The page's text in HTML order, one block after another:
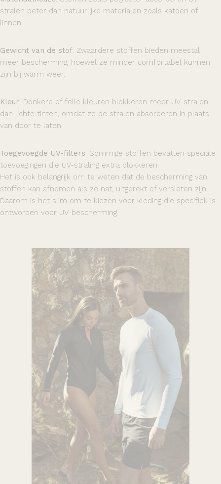
stralen beter dan natuurlijke materialen zoals katoen of
linnen.
Gewicht van de stof: Zwaardere stoffen bieden meestal
meer bescherming, hoewel ze minder comfortabel kunnen
zijn bij warm weer.
Kleur: Donkere of felle kleuren blokkeren meer UV-stralen
dan lichte tinten, omdat ze de stralen absorberen in plaats
van door te laten.
Toegevoegde UV-filters: Sommige stoffen bevatten speciale
toevoegingen die UV-straling extra blokkeren.
Het is ook belangrijk om te weten dat de bescherming van
stoffen kan afnemen als ze nat, uitgerekt of versleten zijn.
Daarom is het slim om te kiezen voor kleding die specifiek is
ontworpen voor UV-bescherming.